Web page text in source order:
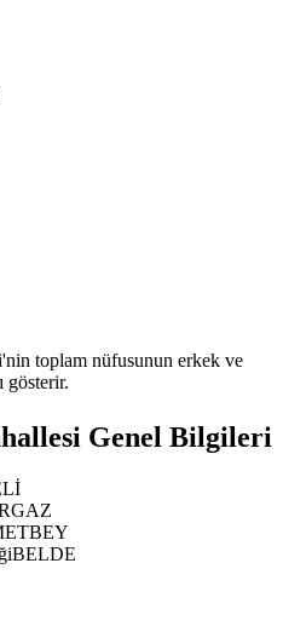
toplam nüfusunun erkek ve
gösterir.
Genel Bilgileri
BELDE